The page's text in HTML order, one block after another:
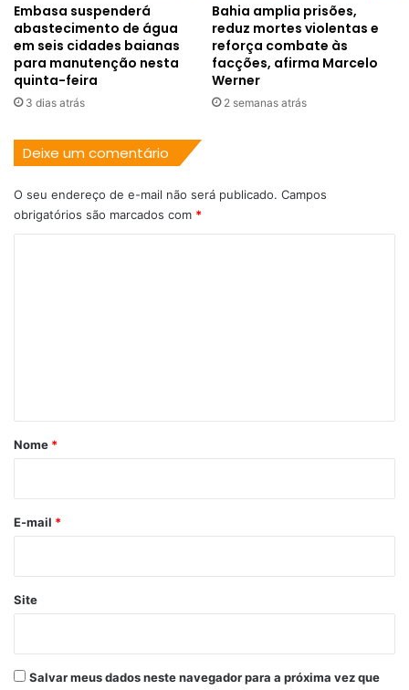
Embasa suspenderá
abastecimento de água
em seis cidades baianas
para manutenção nesta
quinta-feira
3 dias atrás
Bahia amplia prisões,
reduz mortes violentas e
reforça combate às
facções, afirma Marcelo
Werner
2 semanas atrás
Deixe um comentário
O seu endereço de e-mail não será publicado. Campos
obrigatórios são marcados com *
r
*
Nome *
E-mail *
Site
Salvar meus dados neste navegador para a próxima vez que